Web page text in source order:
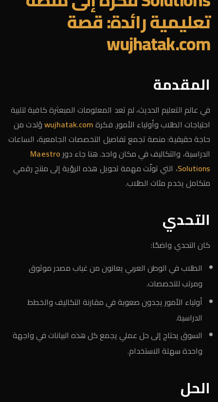
تعليمية رائدة: قصة
wujhatak.com
المقدمة
في عالم التعليم الحديث، لم تعد المعلومات المبعثرة كافية لتلبية
احتياجات الطلاب وأولياء الأمور. فكرةwujhatak.comوُلدت من
حاجة حقيقية: منصة تجمع تفاصيل التخصصات الجامعية، الساعات
الدراسية، والتكاليف في مكان واحد. هنا جاء دورMaestro
Solutions، التي تولّت مهمة تحويل هذه الرؤية إلى منتج رقمي
متكامل يخدم مئات الطلاب.
التحدي
كان التحدي واضحًا:
الطلاب في الوطن العربي يعانون من غياب مصدر موثوق
ومرتب للتخصصات.
أولياء الأمور يجدون صعوبة في مقارنة التكاليف والخطط
الدراسية.
السوق يحتاج إلى حل عملي يجمع كل هذه البيانات في واجهة
واحدة سهلة الاستخدام.
الحل